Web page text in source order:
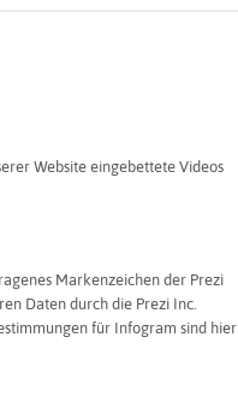
Website eingebettete Videos
Markenzeichen der Prezi
Daten durch die Prezi Inc.
für Infogram sind hier